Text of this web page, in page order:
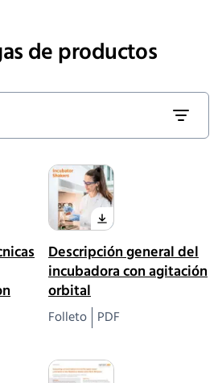
de productos
Descripción general del
incubadora con agitación
orbital
Folleto PDF